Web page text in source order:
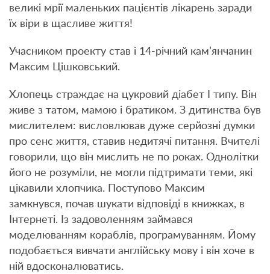
великі мрії маленьких пацієнтів лікарень заради
їх віри в щасливе життя!
Учасником проекту став і 14-річний кам’янчанин
Максим Цішковський.
Хлопець страждає на цукровий діабет І типу. Він
живе з татом, мамою і братиком. З дитинства був
мислителем: висловлював дуже серйозні думки
про сенс життя, ставив недитячі питання. Вчителі
говорили, що він мислить не по роках. Однолітки
його не розуміли, не могли підтримати теми, які
цікавили хлопчика. Поступово Максим
замкнувся, почав шукати відповіді в книжках, в
Інтернеті. Із задоволенням займався
моделюванням кораблів, програмуванням. Йому
подобається вивчати англійську мову і він хоче в
ній вдосконалюватись.